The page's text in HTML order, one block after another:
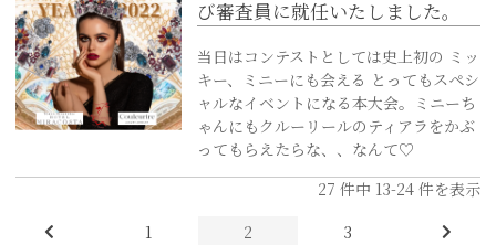
び審査員に就任いたしました。
当日はコンテストとしては史上初の ミッ
キー、ミニーにも会える とってもスペシ
ャルなイベントになる本大会。ミニーち
ゃんにもクルーリールのティアラをかぶ
ってもらえたらな、、なんて♡
27 件中 13-24 件を表示
1
2 3